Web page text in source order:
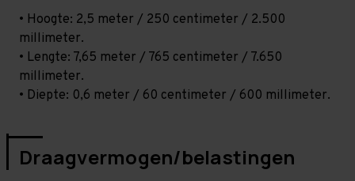
• Hoogte: 2,5 meter / 250 centimeter / 2.500
millimeter.
• Lengte: 7,65 meter / 765 centimeter / 7.650
millimeter.
• Diepte: 0,6 meter / 60 centimeter / 600 millimeter.
Draagvermogen/belastingen